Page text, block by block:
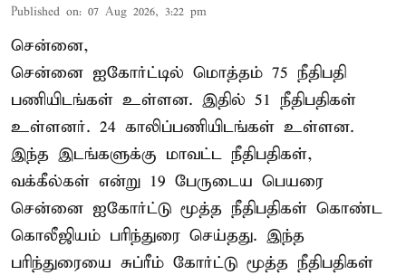
Published on: 07 Aug 2026, 3:22 pm
சென்னை,
சென்னை ஐகோர்ட்டில் மொத்தம் 75 நீதிபதி
பணியிடங்கள் உள்ளன. இதில் 51 நீதிபதிகள்
உள்ளனர். 24 காலிப்பணியிடங்கள் உள்ளன.
இந்த இடங்களுக்கு மாவட்ட நீதிபதிகள்,
வக்கீல்கள் என்று 19 பேருடைய பெயரை
சென்னை ஐகோர்ட்டு மூத்த நீதிபதிகள் கொண்ட
கொலீஜியம் பரிந்துரை செய்தது. இந்த
பரிந்துரையை சுப்ரீம் கோர்ட்டு மூத்த நீதிபதிகள்